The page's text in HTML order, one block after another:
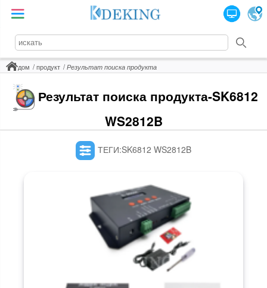
дом продукт Результат поиска продукта
Результат поиска продукта-SK6812
WS2812B
ТЕГИ:SK6812 WS2812B